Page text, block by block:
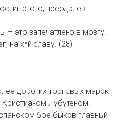
этого, преодолев
– это запечатлено в мозгу.
на х*й славу. (28)
дорогих торговых марок
Кристианом Лубутеном.
бое быков главный